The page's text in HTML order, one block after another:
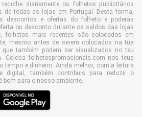
recolhe diariamente os folhetos publicitários
de todas as lojas em Portugal. Desta forma,
descontos e ofertas do folheto e poderás
ou desconto durante os saldos das lojas
folhetos mais recentes são colocados em
mesmo antes de serem colocados na tua
também podem ser visualizados no teu
Coloca folhetospromocionais.com nos teus
tempo e dinheiro. Ainda melhor, com a leitura
digital, também contribuis para reduzir o
bom para o nosso ambiente.